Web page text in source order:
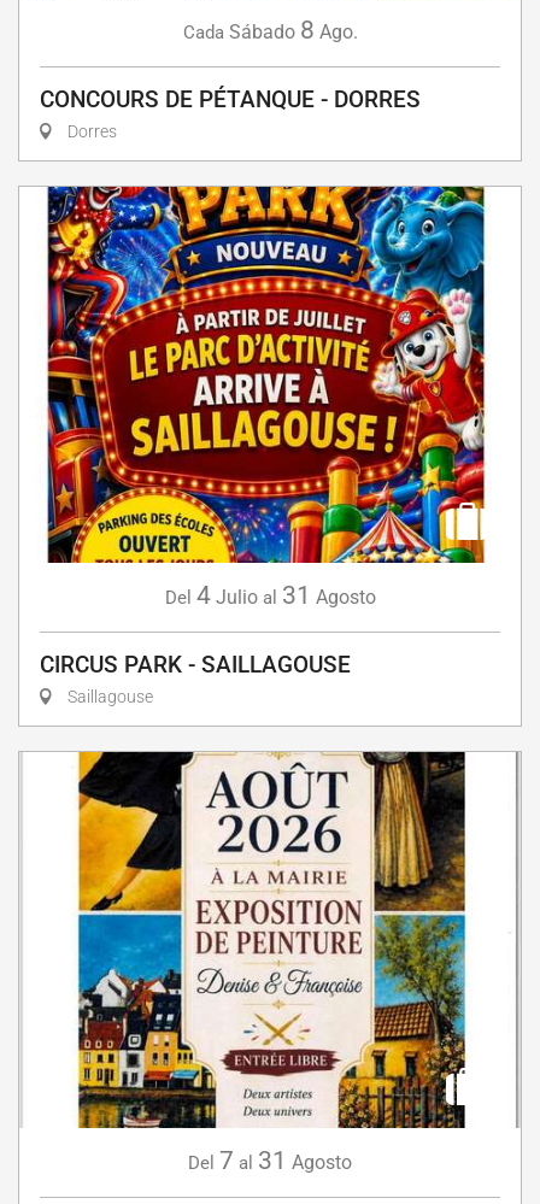
Cada Sábado 8 Ago.
CONCOURS DE PÉTANQUE - DORRES
Dorres
Del 4 Julio al 31 Agosto
CIRCUS PARK - SAILLAGOUSE
Saillagouse
Del 7 al 31 Agosto